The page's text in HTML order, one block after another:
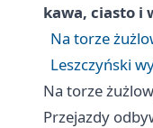
kawa, ciasto i
Na torze
Leszczyński
Na torze
Przejazdy